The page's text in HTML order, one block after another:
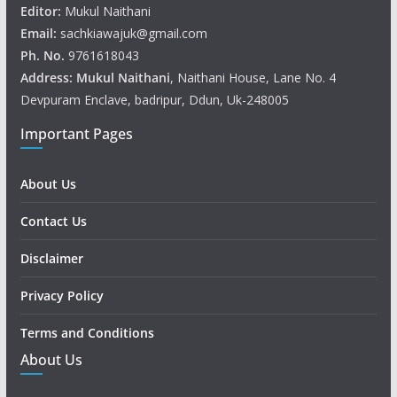
Editor: Mukul Naithani
Email: sachkiawajuk@gmail.com
Ph. No. 9761618043
Address: Mukul Naithani, Naithani House, Lane No. 4
Devpuram Enclave, badripur, Ddun, Uk-248005
Important Pages
About Us
Contact Us
Disclaimer
Privacy Policy
Terms and Conditions
About Us